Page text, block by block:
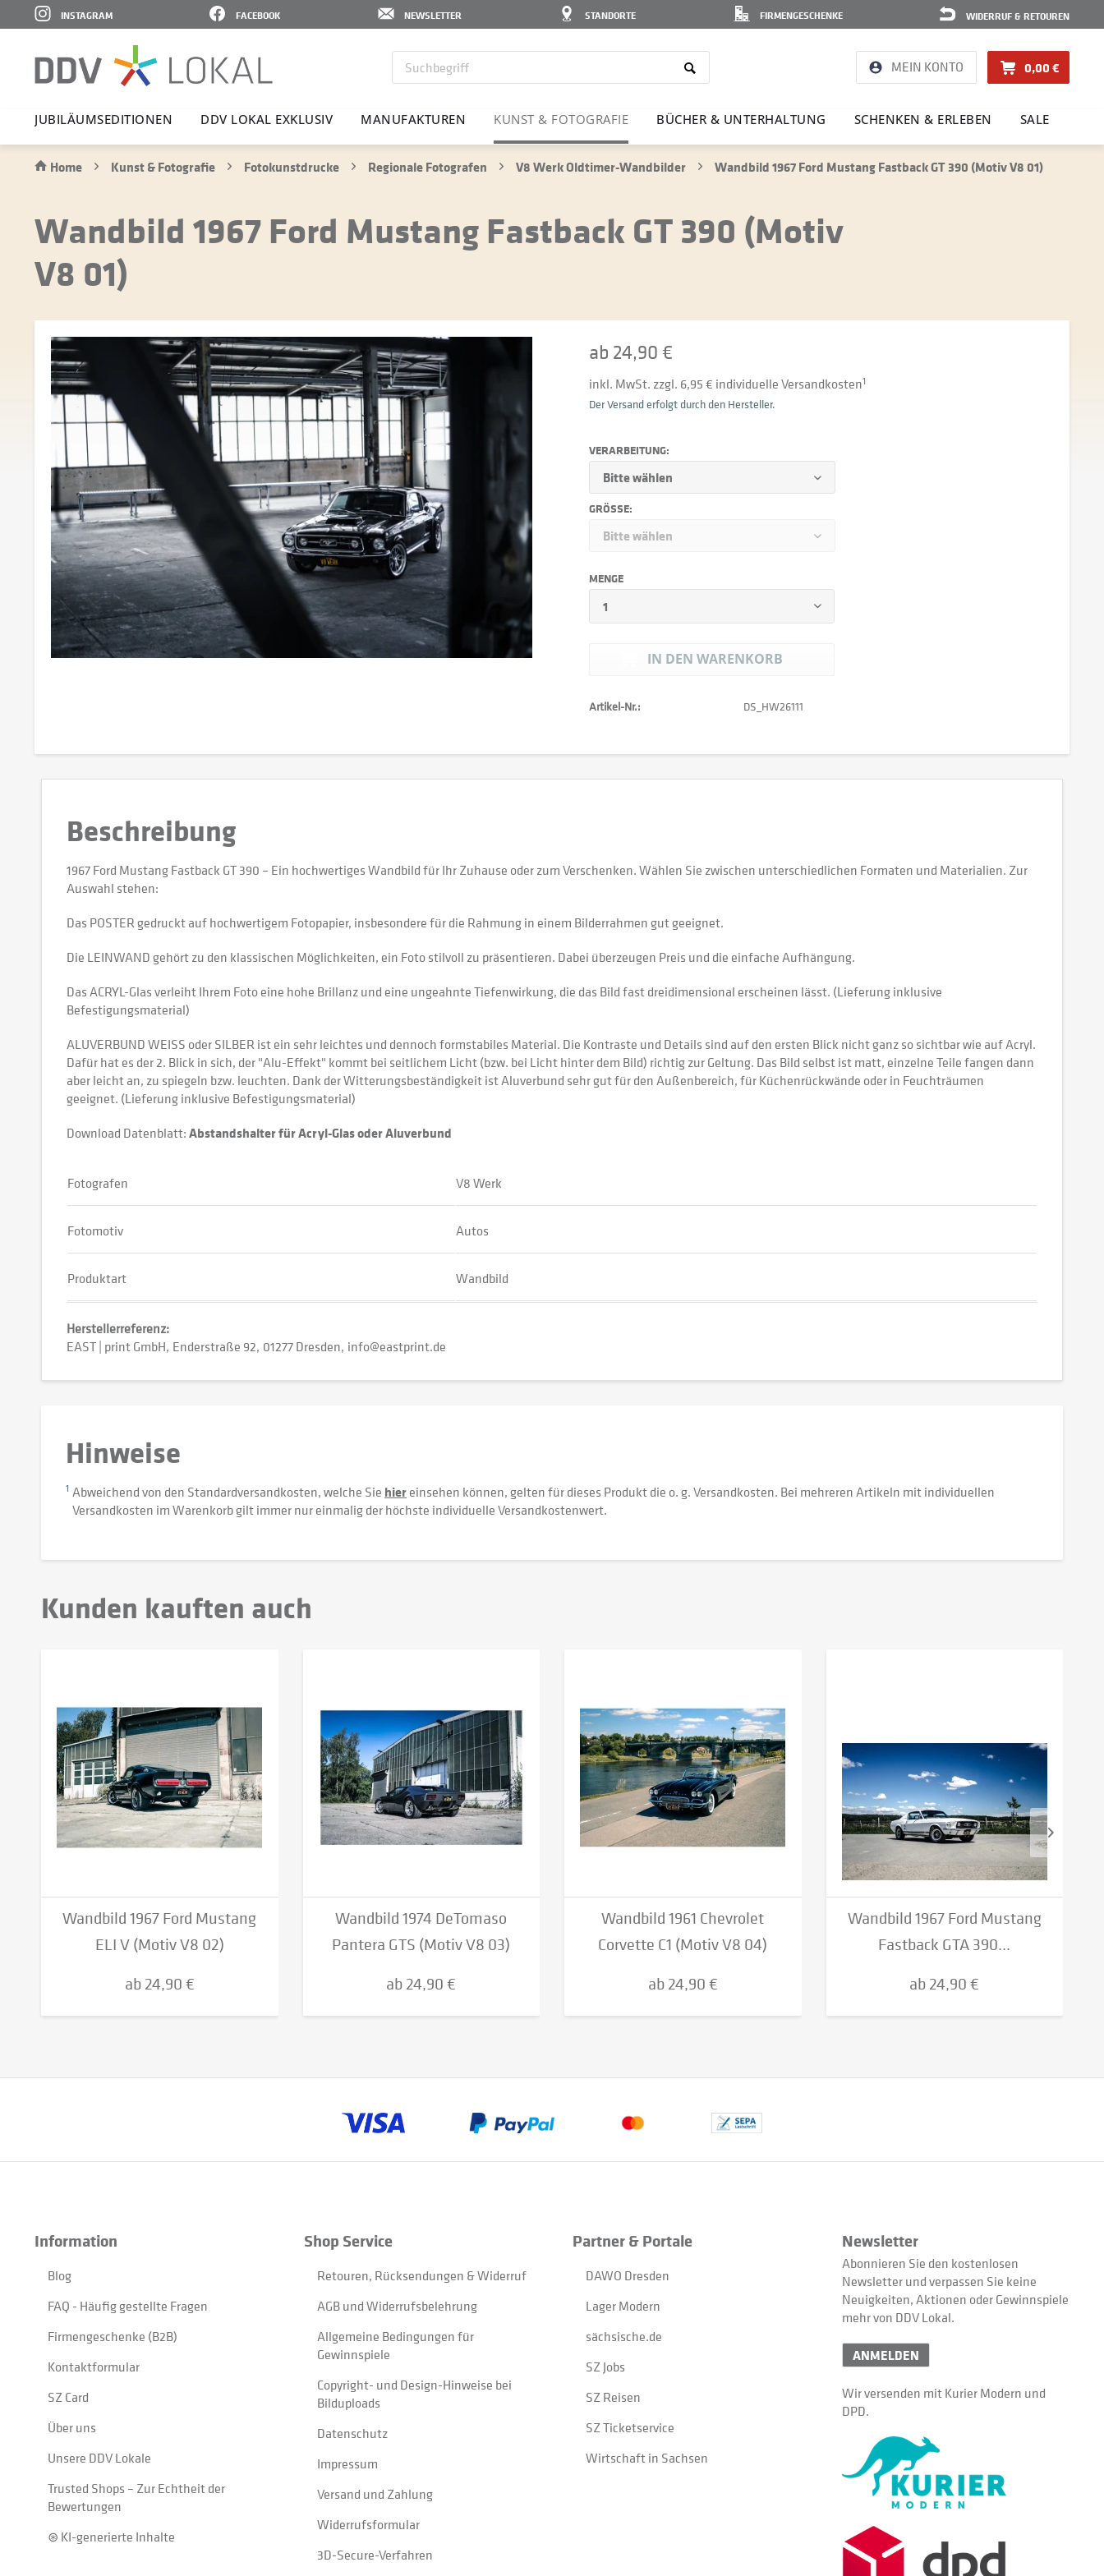
WIDERRUF & RETOUREN
FIRMENGESCHENKE
STANDORTE
NEWSLETTER
FACEBOOK
INSTAGRAM
MEIN KONTO 0,00 €
JUBI­LÄ­UMS­E­DI­TIONEN DDV LOKAL EXKLUSIV MANU­FAK­TUREN KUNST & FOTO­GRAFIE BÜCHER & UNTER­HAL­TUNG SCHENKEN & ERLEBEN SALE
Home Kunst & Fotografie Fotokunstdrucke Regionale Fotografen V8 Werk Oldtimer-Wandbilder Wandbild 1967 Ford Mustang Fastback GT 390 (Motiv V8 01)
Wandbild 1967 Ford Mustang Fastback GT 390 (Motiv
V8 01)
ab 24,90 €
inkl. MwSt. zzgl. 6,95 € individuelle Versandkosten1
Der Versand erfolgt durch den Hersteller.
VERARBEITUNG:
GRÖSSE:
MENGE
IN DEN WARENKORB
Artikel-Nr.: DS_HW26111
Beschreibung
1967 Ford Mustang Fastback GT 390 – Ein hochwertiges Wandbild für Ihr Zuhause oder zum Verschenken. Wählen Sie zwischen unterschiedlichen Formaten und Materialien. Zur
Auswahl stehen:
Das POSTER gedruckt auf hochwertigem Fotopapier, insbesondere für die Rahmung in einem Bilderrahmen gut geeignet.
Die LEINWAND gehört zu den klassischen Möglichkeiten, ein Foto stilvoll zu präsentieren. Dabei überzeugen Preis und die einfache Aufhängung.
Das ACRYL-Glas verleiht Ihrem Foto eine hohe Brillanz und eine ungeahnte Tiefenwirkung, die das Bild fast dreidimensional erscheinen lässt. (Lieferung inklusive
Befestigungsmaterial)
ALUVERBUND WEISS oder SILBER ist ein sehr leichtes und dennoch formstabiles Material. Die Kontraste und Details sind auf den ersten Blick nicht ganz so sichtbar wie auf Acryl.
Dafür hat es der 2. Blick in sich, der "Alu-Effekt" kommt bei seitlichem Licht (bzw. bei Licht hinter dem Bild) richtig zur Geltung. Das Bild selbst ist matt, einzelne Teile fangen dann
aber leicht an, zu spiegeln bzw. leuchten. Dank der Witterungsbeständigkeit ist Aluverbund sehr gut für den Außenbereich, für Küchenrückwände oder in Feuchträumen
geeignet. (Lieferung inklusive Befestigungsmaterial)
Download Datenblatt:Abstandshalter für Acryl-Glas oder Aluverbund
Fotografen V8 Werk
Fotomotiv Autos
Produktart Wandbild
Herstellerreferenz:
EAST | print GmbH Enderstraße 92 01277 Dresden info@eastprint.de
Hinweise
1 Abweichend von den Standardversandkosten, welche Sie hiereinsehen können, gelten für dieses Produkt die o. g. Versandkosten. Bei mehreren Artikeln mit individuellen
Versandkosten im Warenkorb gilt immer nur einmalig der höchste individuelle Versandkostenwert.
Kunden kauften auch
Wandbild 1967 Ford Mustang
ELI V (Motiv V8 02)
ab 24,90 €
Wandbild 1974 DeTomaso
Pantera GTS (Motiv V8 03)
ab 24,90 €
Wandbild 1961 Chevrolet
Corvette C1 (Motiv V8 04)
ab 24,90 €
Wandbild 1967 Ford Mustang
Fastback GTA 390...
ab 24,90 €
Information
Blog
FAQ - Häufig gestellte Fragen
Firmengeschenke (B2B)
Kontaktformular
SZ Card
Über uns
Unsere DDV Lokale
Trusted Shops – Zur Echtheit der
Bewertungen
⊛ KI-generierte Inhalte
Shop Service
Retouren, Rücksendungen & Widerruf
AGB und Widerrufsbelehrung
Allgemeine Bedingungen für
Gewinnspiele
Copyright- und Design-Hinweise bei
Bilduploads
Datenschutz
Impressum
Versand und Zahlung
Widerrufsformular
3D-Secure-Verfahren
Partner & Portale
DAWO Dresden
Lager Modern
sächsische.de
SZ Jobs
SZ Reisen
SZ Ticketservice
Wirtschaft in Sachsen
Newsletter
Abonnieren Sie den kostenlosen
Newsletter und verpassen Sie keine
Neuigkeiten, Aktionen oder Gewinnspiele
mehr von DDV Lokal.
ANMELDEN
Wir versenden mit Kurier Modern und
DPD.